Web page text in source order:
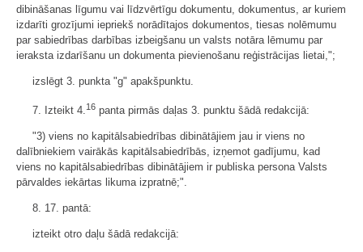
dibināšanas līgumu vai līdzvērtīgu dokumentu, dokumentus, ar kuriem
izdarīti grozījumi iepriekš norādītajos dokumentos, tiesas nolēmumu
par sabiedrības darbības izbeigšanu un valsts notāra lēmumu par
ieraksta izdarīšanu un dokumenta pievienošanu reģistrācijas lietai,";
izslēgt 3. punkta "g" apakšpunktu.
7. Izteikt 4. 16 panta pirmās daļas 3. punktu šādā redakcijā:
"3) viens no kapitālsabiedrības dibinātājiem jau ir viens no
dalībniekiem vairākās kapitālsabiedrībās, izņemot gadījumu, kad
viens no kapitālsabiedrības dibinātājiem ir publiska persona Valsts
pārvaldes iekārtas likuma izpratnē;".
8. 17. pantā:
izteikt otro daļu šādā redakcijā: